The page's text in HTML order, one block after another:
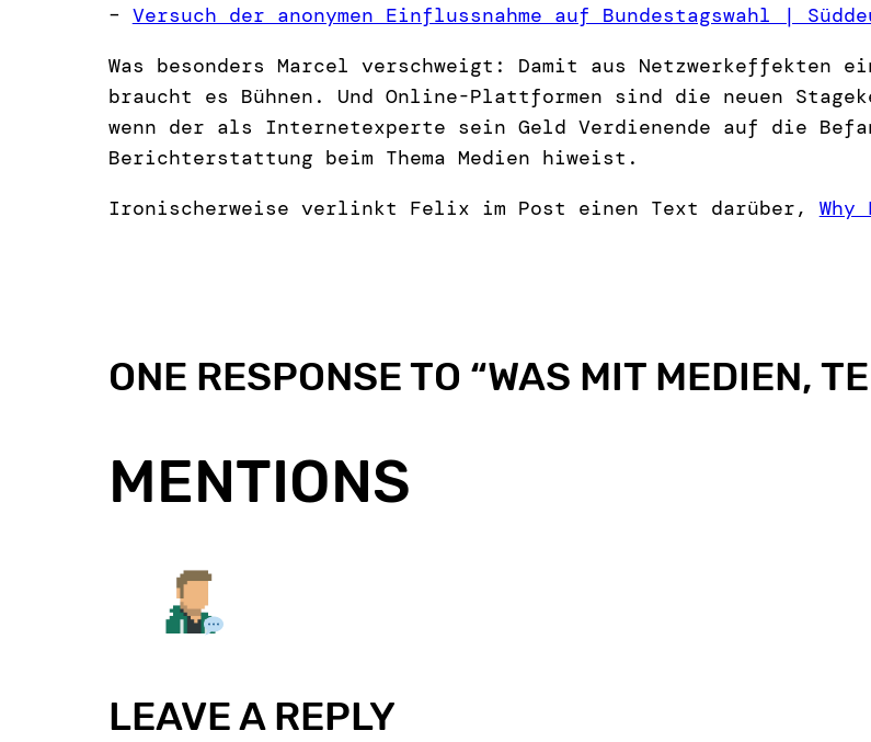
– Versuch der anonymen Einflussnahme auf Bundestagswahl |
Was besonders Marcel verschweigt: Damit aus
braucht es Bühnen. Und Online-Plattformen sind die neuen
wenn der als Internetexperte sein Geld Verdienende auf die
Berichterstattung beim Thema Medien hiweist.
Ironischerweise verlinkt Felix im Post einen Text darüber,
ONE RESPONSE TO “WAS MIT MEDIEN,
MENTIONS
LEAVE A REPLY